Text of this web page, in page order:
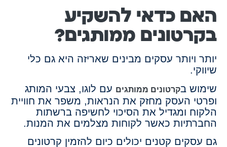
האם כדאי להשקיע
בקרטונים ממותגים?
יותר ויותר עסקים מבינים שאריזה היא גם כלי
שיווקי.
שימוש בקרטונים ממותגים עם לוגו, צבעי המותג
ופרטי העסק מחזק את הנראות, משפר את חוויית
הלקוח ומגדיל את הסיכוי לחשיפה ברשתות
החברתיות כאשר לקוחות מצלמים את המנות.
גם עסקים קטנים יכולים כיום להזמין קרטונים